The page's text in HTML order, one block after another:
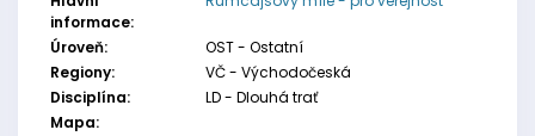
informace:
Úroveň:
OST - Ostatní
Regiony:
VČ - Východočeská
Disciplína:
LD - Dlouhá trať
Mapa: